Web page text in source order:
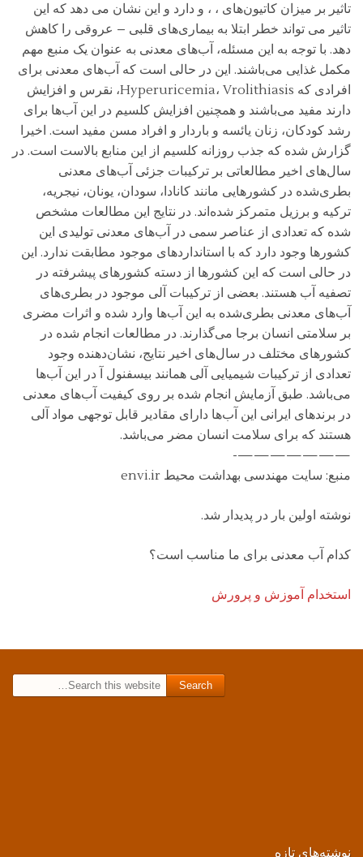
تاثیر بر میزان کاتیون‌های ، ، و دارد و این نشان می دهد که این
تاثیر می تواند خطر ابتلا به بیماری‌های قلبی – عروقی را کاهش
دهد. با توجه به این مسئله، آب‌های معدنی به عنوان یک منبع مهم
مکمل غذایی می‌باشند. این در حالی است که آب‌های معدنی برای
افرادی که Hyperuricemia، Vrolithiasis، نقرس و افزایش
دارند مفید می‌باشند و همچنین افزایش کلسیم در این آب‌ها برای
رشد کودکان، زنان یائسه و باردار و افراد مسن مفید است. اخیرا
گزارش شده که جذب روزانه کلسیم از این منابع بالاست است. در
سال‌های اخیر مطالعاتی بر ترکیبات جزئی آب‌های معدنی
بطری‌شده در کشورهایی مانند کانادا، سودان، یونان، نیجریه،
ترکیه و برزیل متمرکز شده‌اند. در نتایج این مطالعات مشخص
شده که تعدادی از عناصر سمی در آب‌های معدنی تولیدی این
کشورها وجود دارد که با استانداردهای موجود مطابقت ندارد. این
در حالی است که این کشورها از دسته کشورهای پیشرفته در
تصفیه آب هستند. بعضی از ترکیبات آلی موجود در بطری‌های
آب‌های معدنی بطری‌شده به این آب‌ها وارد شده و اثرات مضری
بر سلامتی انسان برجا می‌گذارند. در مطالعات انجام شده در
کشورهای مختلف در سال‌های اخیر نتایج، نشان‌دهنده وجود
تعدادی از ترکیبات شیمیایی آلی همانند بیسفنول آ در این آب‌ها
می‌باشد. طبق آزمایش انجام شده بر روی کیفیت آب‌های معدنی
در برندهای ایرانی این آب‌ها دارای مقادیر قابل توجهی مواد آلی
هستند که برای سلامت انسان مضر می‌باشد.
———————-
منبع: سایت مهندسی بهداشت محیط envi.ir
نوشته اولین بار در پدیدار شد.
کدام آب معدنی برای ما مناسب است؟
استخدام آموزش و پرورش
نوشته‌های تازه